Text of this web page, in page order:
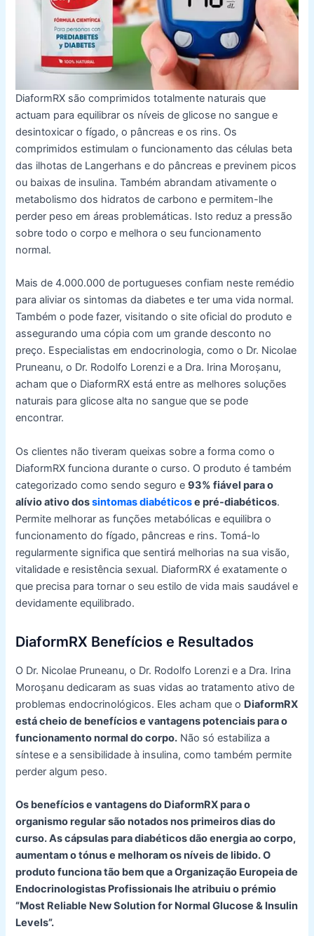
DiaformRX são comprimidos totalmente naturais que
actuam para equilibrar os níveis de glicose no sangue e
desintoxicar o fígado, o pâncreas e os rins. Os
comprimidos estimulam o funcionamento das células beta
das ilhotas de Langerhans e do pâncreas e previnem picos
ou baixas de insulina. Também abrandam ativamente o
metabolismo dos hidratos de carbono e permitem-lhe
perder peso em áreas problemáticas. Isto reduz a pressão
sobre todo o corpo e melhora o seu funcionamento
normal.
Mais de 4.000.000 de portugueses confiam neste remédio
para aliviar os sintomas da diabetes e ter uma vida normal.
Também o pode fazer, visitando o site oficial do produto e
assegurando uma cópia com um grande desconto no
preço. Especialistas em endocrinologia, como o Dr. Nicolae
Pruneanu, o Dr. Rodolfo Lorenzi e a Dra. Irina Moroșanu,
acham que o DiaformRX está entre as melhores soluções
naturais para glicose alta no sangue que se pode
encontrar.
Os clientes não tiveram queixas sobre a forma como o
DiaformRX funciona durante o curso. O produto é também
categorizado como sendo seguro e93% fiável para o
alívio ativo dossintomas diabéticose pré-diabéticos.
Permite melhorar as funções metabólicas e equilibra o
funcionamento do fígado, pâncreas e rins. Tomá-lo
regularmente significa que sentirá melhorias na sua visão,
vitalidade e resistência sexual. DiaformRX é exatamente o
que precisa para tornar o seu estilo de vida mais saudável e
devidamente equilibrado.
DiaformRX Benefícios e Resultados
O Dr. Nicolae Pruneanu, o Dr. Rodolfo Lorenzi e a Dra. Irina
Moroșanu dedicaram as suas vidas ao tratamento ativo de
problemas endocrinológicos. Eles acham que o DiaformRX
está cheio de benefícios e vantagens potenciais para o
funcionamento normal do corpo. Não só estabiliza a
síntese e a sensibilidade à insulina, como também permite
perder algum peso.
Os benefícios e vantagens do DiaformRX para o
organismo regular são notados nos primeiros dias do
curso. As cápsulas para diabéticos dão energia ao corpo,
aumentam o tónus e melhoram os níveis de libido. O
produto funciona tão bem que a Organização Europeia de
Endocrinologistas Profissionais lhe atribuiu o prémio
“Most Reliable New Solution for Normal Glucose & Insulin
Levels”.